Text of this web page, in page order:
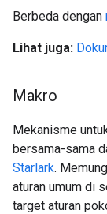
Berbeda dengan
Lihat juga:
Makro
Mekanisme
bersama-sama
Starlark.
aturan umum di
target aturan